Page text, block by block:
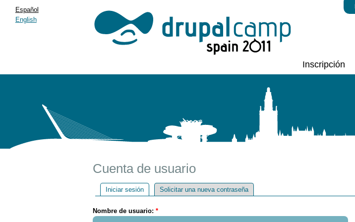
Inscripción
Español
English
Cuenta de usuario
Iniciar sesión Solicitar una nueva contraseña
Nombre de usuario: *